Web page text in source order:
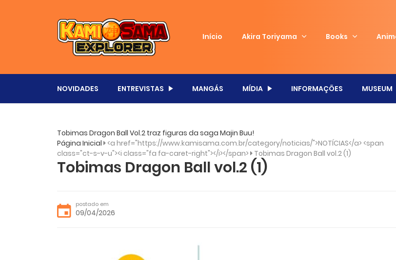
Início Akira Toriyama Books
NOVIDADES ENTREVISTAS MANGÁS MÍDIA INFORMAÇÕES MUSEUM
Tobimas Dragon Ball Vol.2 traz figuras da saga Majin Buu!
Página Inicial <a href="https://www.kamisama.com.br/category/noticias/">NOTÍCIAS</a> <span
class="ct-s-v-u"><i class="fa fa-caret-right"></i></span> Tobimas Dragon Ball vol.2 (1)
Tobimas Dragon Ball vol.2 (1)
postado em
09/04/2026